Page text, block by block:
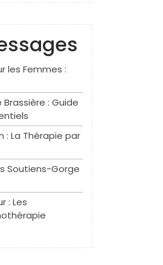
les Femmes :
: Guide
: La Thérapie par
Soutiens-Gorge
: Les